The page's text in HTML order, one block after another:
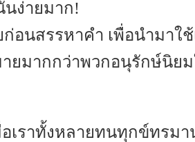
นง่ายมาก!
อนสรรหาคำ เพื่อนำมาใ
ยมากกว่าพวกอนุรักษ์นิย
เราทั้งหลายทนทุกข์ทรม